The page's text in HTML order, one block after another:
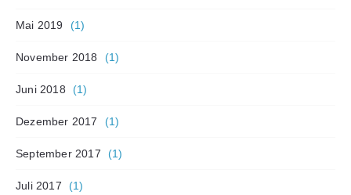
Mai 2019 (1)
November 2018 (1)
Juni 2018 (1)
Dezember 2017 (1)
September 2017 (1)
Juli 2017 (1)